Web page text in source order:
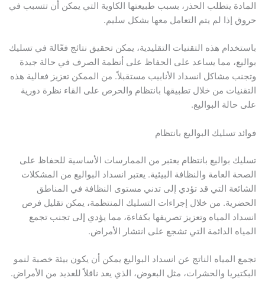
المادة يتطلب الحذر، بسبب طبيعتها الكاوية التي يمكن أن تتسبب في
حروق إذا لم يتم التعامل معها بشكل سليم.
باستخدام هذه التقنيات التقليدية، يمكن تحقيق نتائج فعّالة في تسليك
بواليع، مما يساعد على الحفاظ على أنظمة الصرف في حالة جيدة
وتجنب مشاكل انسداد الأنابيب مستقبلاً. من الممكن تعزيز فعالية هذه
التقنيات من خلال تطبيقها بانتظام والحرص على القاء نظرة دورية
على حالة البواليع.
فوائد تسليك البواليع بانتظام
تسليك بواليع بانتظام يعتبر من الممارسات الأساسية للحفاظ على
الصحة العامة والنظافة البيئية. يعتبر انسداد البواليع من المشكلات
الشائعة التي قد تؤدي إلى تدني مستوى النظافة في المناطق
الحضرية. من خلال إجراءات التسليك المنتظمة، يمكن تقليل فرص
انسداد المياه وتعزيز تصريفها بكفاءة، مما يؤدي إلى تجنب تجمع
المياه الدائمة التي تشجع على انتشار الأمراض.
تجمع المياه الناتج عن انسداد البواليع يمكن أن يكون بيئة خصبة لنمو
البكتيريا والحشرات، مثل البعوض، الذي يعد ناقلاً للعديد من الأمراض.